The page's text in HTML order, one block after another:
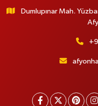
Dumlupınar Mah.